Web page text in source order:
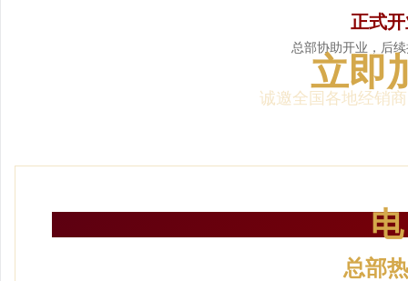
正式
总部协助开业，后
立即
诚邀全国各地经销
电
总部